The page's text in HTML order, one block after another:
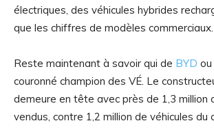
électriques, des véhicules hybrides
que les chiffres de modèles commerciaux.
Reste maintenant à savoir qui de BYD
couronné champion des VÉ. Le
demeure en tête avec près de 1,3 million
vendus, contre 1,2 million de véhicules du